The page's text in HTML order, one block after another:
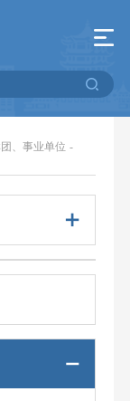
、事业单位 -